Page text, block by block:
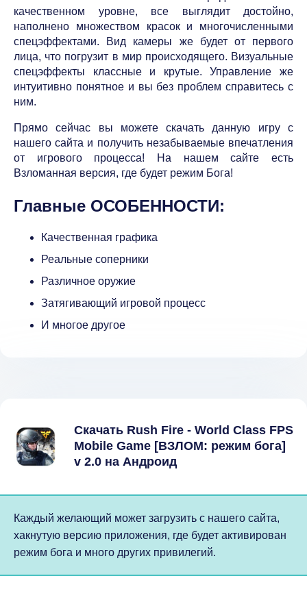
качественном уровне, все выглядит достойно,
наполнено множеством красок и многочисленными
спецэффектами. Вид камеры же будет от первого
лица, что погрузит в мир происходящего. Визуальные
спецэффекты классные и крутые. Управление же
интуитивно понятное и вы без проблем справитесь с
ним.
Прямо сейчас вы можете скачать данную игру с
нашего сайта и получить незабываемые впечатления
от игрового процесса! На нашем сайте есть
Взломанная версия, где будет режим Бога!
Главные ОСОБЕННОСТИ:
Качественная графика
Реальные соперники
Различное оружие
Затягивающий игровой процесс
И многое другое
Скачать Rush Fire - World Class FPS
Mobile Game [ВЗЛОМ: режим бога]
v 2.0 на Андроид
Каждый желающий может загрузить с нашего сайта,
хакнутую версию приложения, где будет активирован
режим бога и много других привилегий.